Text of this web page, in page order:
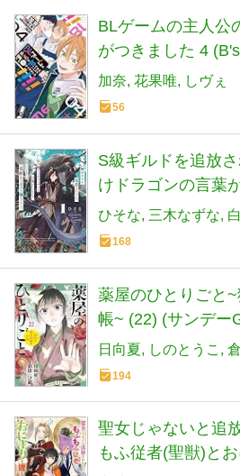
BLゲームの主人公
がつきました 4
加奈 花果唯 しヴぇ
56
S級ギルドを追放
けドラゴンの言葉
いたときには竜騎
した。 1 (電撃コミ
ひそな 三木なずな
168
薬屋のひとりごと
帳~ (22) (サンデー
日向夏 しのとうこ
194
聖女じゃないと追
もふ従者(聖獣)と